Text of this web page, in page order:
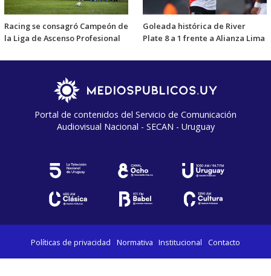
Racing se consagró Campeón de
la Liga de Ascenso Profesional
Goleada histórica de River
Plate 8 a 1 frente a Alianza Lima
Portal de contenidos del Servicio de Comunicación
Audiovisual Nacional - SECAN - Uruguay
Políticas de privacidad Normativa Institucional Contacto